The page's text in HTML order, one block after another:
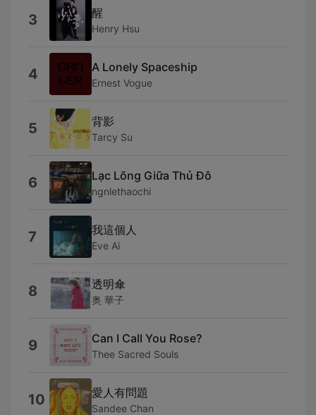
3 醒
Henry Hsu
4 A Lonely Spaceship
Ernest Vogue
5 背影
Tarcy Su
6 Lạc Lõng Giữa Thủ Đô
ngnlethaochi
7 我這個人
Eve Ai
8 透明傘
奥 華子
9 Can I Call You Rose?
Thee Sacred Souls
10 愛人有問題
Sandee Chan